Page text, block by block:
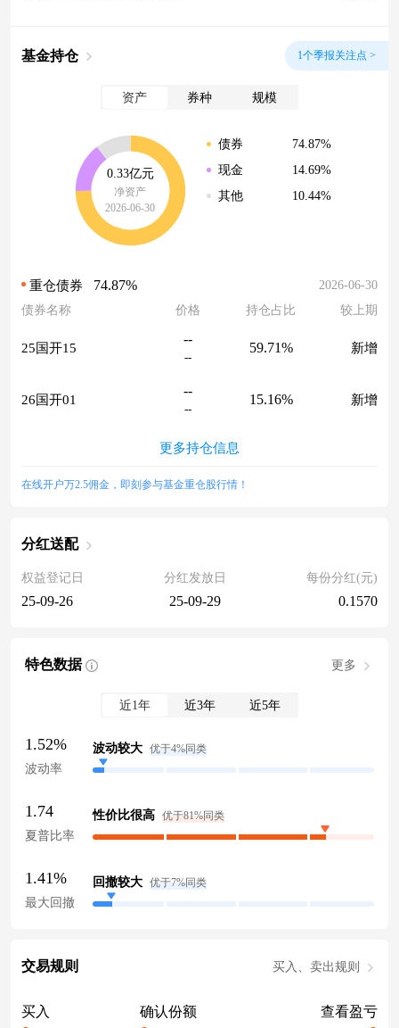
基金持仓 1个季报关注点 >
资产 券种 规模
0.33亿元
净资产
2026-06-30
债券
74.87%
现金
14.69%
其他
10.44%
重仓债券 74.87%
2026-06-30
债券名称
价格 持仓占比 较上期
25国开15
--
--
59.71% 新增
26国开01
--
--
15.16% 新增
更多持仓信息
在线开户万2.5佣金，即刻参与基金重仓股行情！
分红送配
权益登记日
25-09-26
分红发放日
25-09-29
每份分红(元)
0.1570
特色数据 更多
近1年 近3年 近5年
1.52%
波动率
波动较大 优于4%同类
1.74
夏普比率
性价比很高 优于81%同类
1.41%
最大回撤
回撤较大 优于7%同类
交易规则 买入、卖出规则
买入 确认份额 查看盈亏